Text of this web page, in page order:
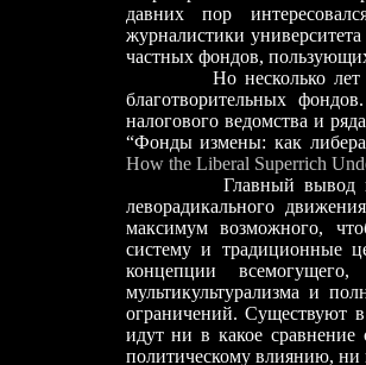
давних пор
журналистики
частных фондов,
Но несколько лет
благотворительных
налогового ведомства и
“Фонды измены: как
How the Liberal Superrich
Главный вывод
леворадикального
максимум возможного,
систему и традиционные
концепции
мультикультурализма и
ограничений. Существуют
идут ни в какое
политическому влиянию,